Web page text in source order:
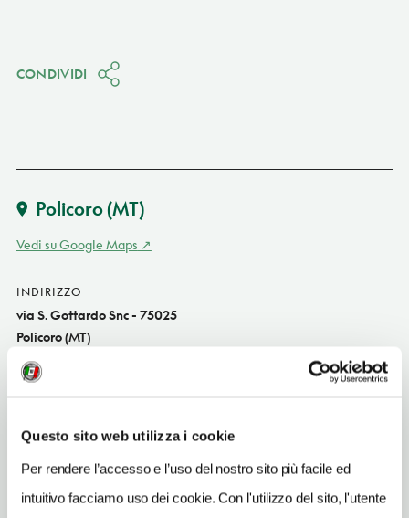
Questo sito web utilizza i cookie
Per rendere l’accesso e l’uso del nostro sito più facile ed
intuitivo facciamo uso dei cookie. Con l'utilizzo del sito, l'utente
CONDIVIDI
Policoro(MT)
Vedi su Google Maps
INDIRIZZO
via S. Gottardo Snc - 75025
Policoro (MT)
Basilicata IT
ag_577.01@agentivittoria.it